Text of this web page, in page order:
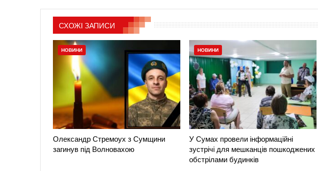
СХОЖІ ЗАПИСИ
НОВИНИ
Олександр Стремоух з Сумщини
загинув під Волновахою
НОВИНИ
У Сумах провели інформаційні
зустрічі для мешканців пошкоджених
обстрілами будинків